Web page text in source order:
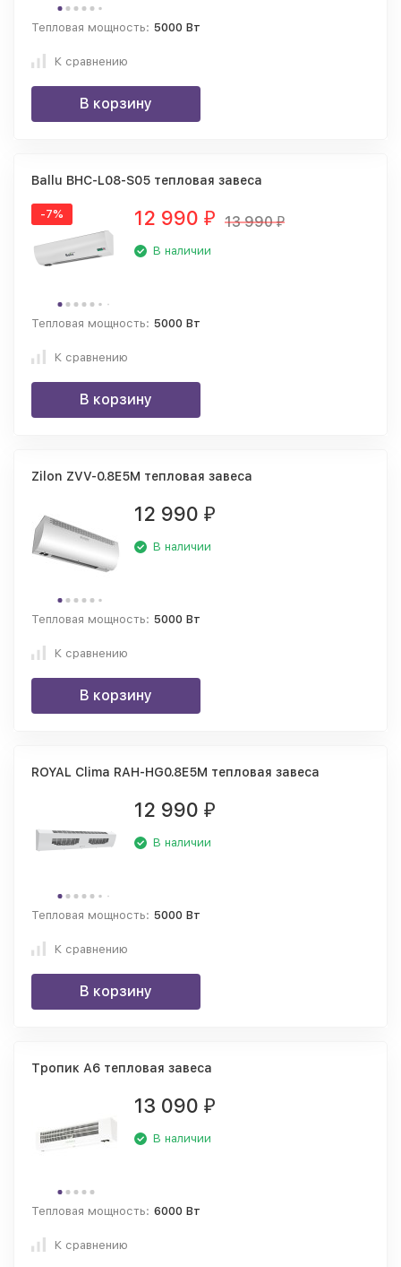
Тепловая мощность: 5000 Вт
К сравнению
В корзину
Ballu BHC-L08-S05 тепловая завеса
-7% 12 990 ₽ 13 990 ₽
В наличии
Тепловая мощность: 5000 Вт
К сравнению
В корзину
Zilon ZVV-0.8E5M тепловая завеса
12 990 ₽
В наличии
Тепловая мощность: 5000 Вт
К сравнению
В корзину
ROYAL Clima RAH-HG0.8E5M тепловая завеса
12 990 ₽
В наличии
Тепловая мощность: 5000 Вт
К сравнению
В корзину
Тропик А6 тепловая завеса
13 090 ₽
В наличии
Тепловая мощность: 6000 Вт
К сравнению